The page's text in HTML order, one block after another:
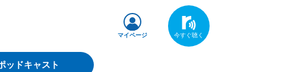
ッドキャスト
マイページ